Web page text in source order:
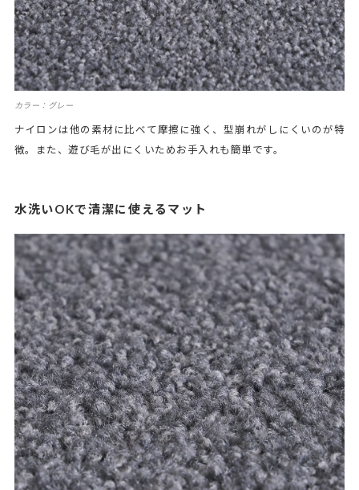
カラー：グレー
ナイロンは他の素材に比べて摩擦に強く、型崩れがしにくいのが特
徴。また、遊び毛が出にくいためお手入れも簡単です。
水洗いOKで清潔に使えるマット